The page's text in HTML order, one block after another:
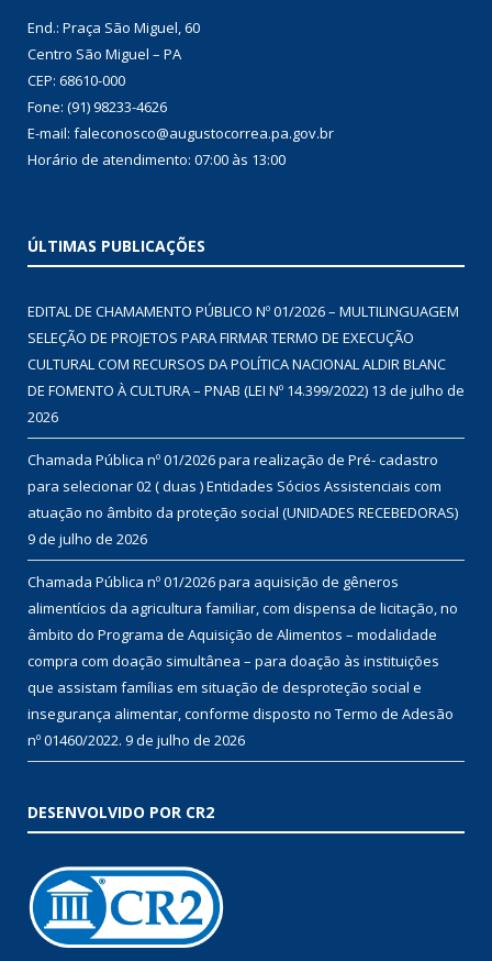
End.: Praça São Miguel, 60
Centro São Miguel – PA
CEP: 68610-000
Fone: (91) 98233-4626
E-mail: faleconosco@augustocorrea.pa.gov.br
Horário de atendimento: 07:00 às 13:00
ÚLTIMAS PUBLICAÇÕES
EDITAL DE CHAMAMENTO PÚBLICO Nº 01/2026 – MULTILINGUAGEM
SELEÇÃO DE PROJETOS PARA FIRMAR TERMO DE EXECUÇÃO
CULTURAL COM RECURSOS DA POLÍTICA NACIONAL ALDIR BLANC
DE FOMENTO À CULTURA – PNAB (LEI Nº 14.399/2022) 13 de julho de
2026
Chamada Pública nº 01/2026 para realização de Pré- cadastro
para selecionar 02 ( duas ) Entidades Sócios Assistenciais com
atuação no âmbito da proteção social (UNIDADES RECEBEDORAS)
9 de julho de 2026
Chamada Pública nº 01/2026 para aquisição de gêneros
alimentícios da agricultura familiar, com dispensa de licitação, no
âmbito do Programa de Aquisição de Alimentos – modalidade
compra com doação simultânea – para doação às instituições
que assistam famílias em situação de desproteção social e
insegurança alimentar, conforme disposto no Termo de Adesão
nº 01460/2022. 9 de julho de 2026
DESENVOLVIDO POR CR2